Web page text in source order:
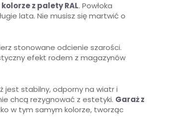
z palety RAL. Powłoka
lata. Nie musisz się martwić o
stonowane odcienie szarości.
efekt rodem z magazynów
jest stabilny, odporny na wiatr i
chcą rezygnować z estetyki. Garaż z
w tym samym kolorze, tworząc